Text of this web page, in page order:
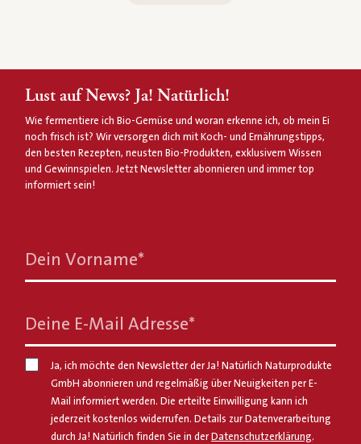
Lust auf News? Ja! Natürlich!
Wie fermentiere ich Bio-Gemüse und woran erkenne ich, ob mein Ei
noch frisch ist? Wir versorgen dich mit Koch- und Ernährungstipps,
den besten Rezepten, neusten Bio-Produkten, exklusivem Wissen
und Gewinnspielen. Jetzt Newsletter abonnieren und immer top
informiert sein!
Dein Vorname*
Deine E-Mail Adresse*
Ja, ich möchte den Newsletter der Ja! Natürlich Naturprodukte
GmbH abonnieren und regelmäßig über Neuigkeiten per E-
Mail informiert werden. Die erteilte Einwilligung kann ich
jederzeit kostenlos widerrufen. Details zur Datenverarbeitung
durch Ja! Natürlich finden Sie in der Datenschutzerklärung.